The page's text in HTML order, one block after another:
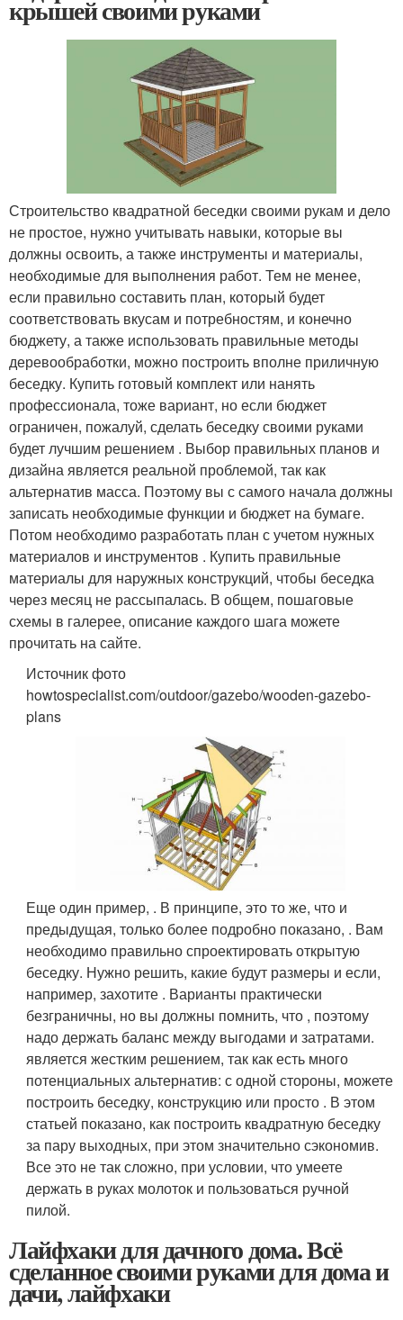
крышей своими руками
Строительство квадратной беседки своими рукам и дело
не простое, нужно учитывать навыки, которые вы
должны освоить, а также инструменты и материалы,
необходимые для выполнения работ. Тем не менее,
если правильно составить план, который будет
соответствовать вкусам и потребностям, и конечно
бюджету, а также использовать правильные методы
деревообработки, можно построить вполне приличную
беседку. Купить готовый комплект или нанять
профессионала, тоже вариант, но если бюджет
ограничен, пожалуй, сделать беседку своими руками
будет лучшим решением . Выбор правильных планов и
дизайна является реальной проблемой, так как
альтернатив масса. Поэтому вы с самого начала должны
записать необходимые функции и бюджет на бумаге.
Потом необходимо разработать план с учетом нужных
материалов и инструментов . Купить правильные
материалы для наружных конструкций, чтобы беседка
через месяц не рассыпалась. В общем, пошаговые
схемы в галерее, описание каждого шага можете
прочитать на сайте.
Источник фото
howtospecialist.com/outdoor/gazebo/wooden-gazebo-
plans
Еще один пример, . В принципе, это то же, что и
предыдущая, только более подробно показано, . Вам
необходимо правильно спроектировать открытую
беседку. Нужно решить, какие будут размеры и если,
например, захотите . Варианты практически
безграничны, но вы должны помнить, что , поэтому
надо держать баланс между выгодами и затратами.
является жестким решением, так как есть много
потенциальных альтернатив: с одной стороны, можете
построить беседку, конструкцию или просто . В этом
статьей показано, как построить квадратную беседку
за пару выходных, при этом значительно сэкономив.
Все это не так сложно, при условии, что умеете
держать в руках молоток и пользоваться ручной
пилой.
Лайфхаки для дачного дома. Всё
сделанное своими руками для дома и
дачи, лайфхаки